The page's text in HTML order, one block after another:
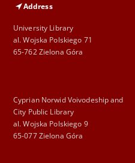
Address
University Library
al. Wojska Polskiego 71
65-762 Zielona Góra
Cyprian Norwid Voivodeship and
City Public Library
al. Wojska Polskiego 9
65-077 Zielona Góra